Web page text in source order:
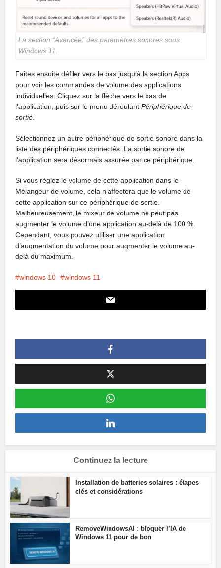
La section “Avancée” des paramètres sonores sous
Windows 11.
Faites ensuite défiler vers le bas jusqu’à la section Apps
pour voir les commandes de volume des applications
individuelles. Cliquez sur la flèche vers le bas de
l’application, puis sur le menu déroulantPériphérique de
sortie
Sélectionnez un autre périphérique de sortie sonore dans la
liste des périphériques connectés. La sortie sonore de
l’application sera désormais assurée par ce périphérique.
Si vous réglez le volume de cette application dans le
Mélangeur de volume, cela n’affectera que le volume de
cette application sur ce périphérique de sortie.
Malheureusement, le mixeur de volume ne peut pas
augmenter le volume d’une application au-delà de 100 %.
Cependant, vous pouvez utiliser une application
d’augmentation du volume pour augmenter le volume au-
delà du maximum.
windows 10 windows 11
Continuez la lecture
Installation de batteries solaires : étapes
clés et considérations
RemoveWindowsAI : bloquer l’IA de
Windows 11 pour de bon